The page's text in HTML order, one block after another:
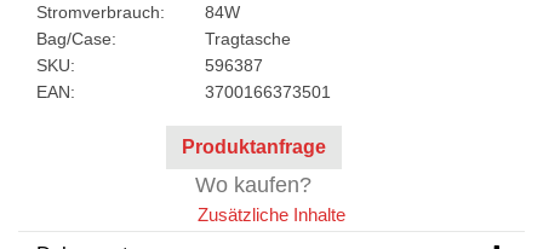
Stromverbrauch:
84W
Bag/Case:
Tragtasche
SKU:
596387
EAN:
3700166373501
Produktanfrage
Wo kaufen?
Zusätzliche Inhalte